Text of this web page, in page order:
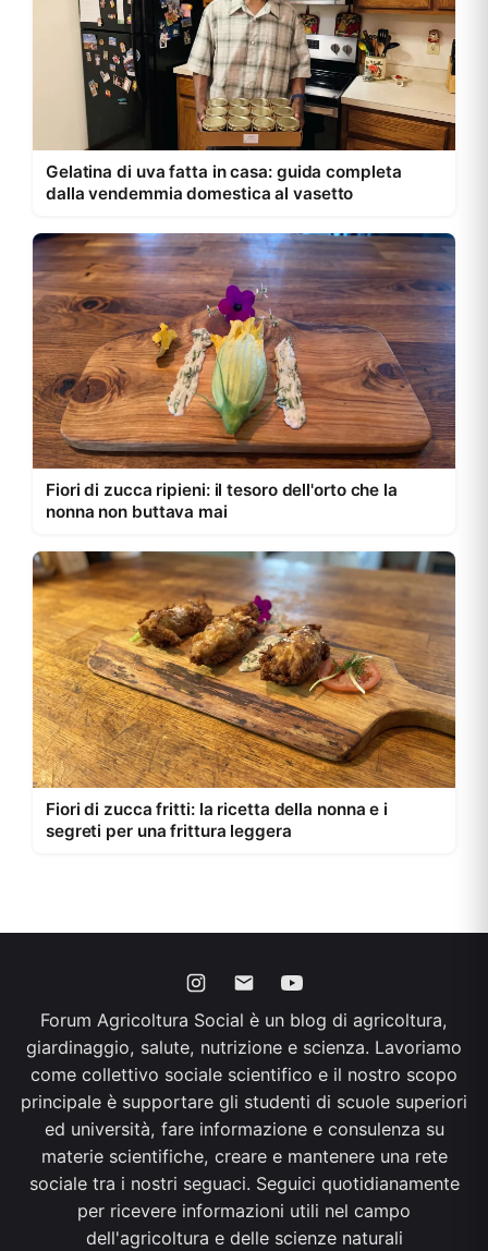
Gelatina di uva fatta in casa: guida completa
dalla vendemmia domestica al vasetto
Fiori di zucca ripieni: il tesoro dell'orto che la
nonna non buttava mai
Fiori di zucca fritti: la ricetta della nonna e i
segreti per una frittura leggera
Forum Agricoltura Social è un blog di agricoltura,
giardinaggio, salute, nutrizione e scienza. Lavoriamo
come collettivo sociale scientifico e il nostro scopo
principale è supportare gli studenti di scuole superiori
ed università, fare informazione e consulenza su
materie scientifiche, creare e mantenere una rete
sociale tra i nostri seguaci. Seguici quotidianamente
per ricevere informazioni utili nel campo
dell'agricoltura e delle scienze naturali